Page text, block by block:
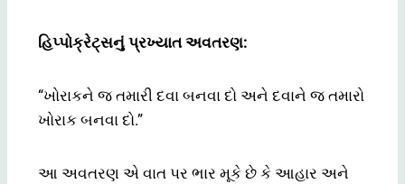
હિપ્પોક્રેટ્સનું પ્રખ્યાત અવતરણ:
“ખોરાકને જ તમારી દવા બનવા દો અને દવાને જ તમારો
ખોરાક બનવા દો.”
આ અવતરણ એ વાત પર ભાર મૂકે છે કે આહાર અને